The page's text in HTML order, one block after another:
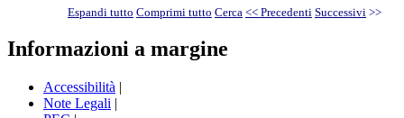
Espandi tutto Comprimi tutto Cerca << Precedenti Successivi >>
Informazioni a margine
Accessibilità |
Note Legali |